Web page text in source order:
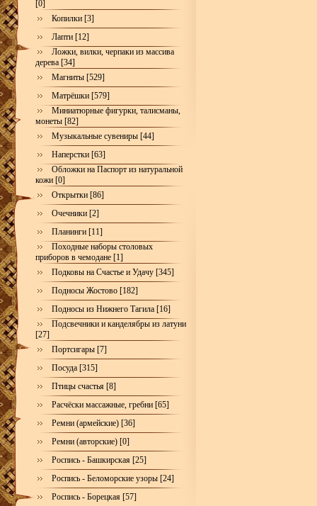
[0]
Копилки [3]
Лапти [12]
Ложки, вилки, черпаки из массива
дерева [34]
Магниты [529]
Матрёшки [579]
Миниатюрные фигурки, талисманы,
монеты [82]
Музыкальные сувениры [44]
Наперстки [63]
Обложки на Паспорт из натуральной
кожи [0]
Открытки [86]
Очечники [2]
Планинги [11]
Походные наборы столовых
приборов в чемодане [1]
Подковы на Счастье и Удачу [345]
Подносы Жостово [182]
Подносы из Нижнего Тагила [16]
Подсвечники и канделябры из латуни
[27]
Портсигары [7]
Посуда [315]
Птицы счастья [8]
Расчёски массажные, гребни [65]
Ремни (армейские) [36]
Ремни (авторские) [0]
Роспись - Башкирская [25]
Роспись - Беломорские узоры [24]
Роспись - Борецкая [57]